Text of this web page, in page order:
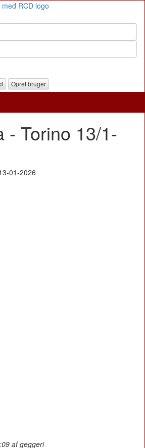
Opret bruger
- Torino 13/1-
af geggeri